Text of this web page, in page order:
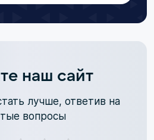
наш сайт
лучше, ответив на
вопросы